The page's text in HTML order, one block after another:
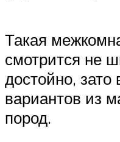
Такая
смотрится не
достойно,
вариантов из
пород.